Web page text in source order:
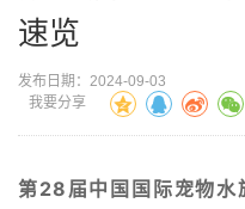
速览
发布日期：2024-09-03
我要分享
第28届中国国际宠物